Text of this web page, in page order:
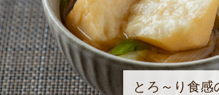
とろ～り食